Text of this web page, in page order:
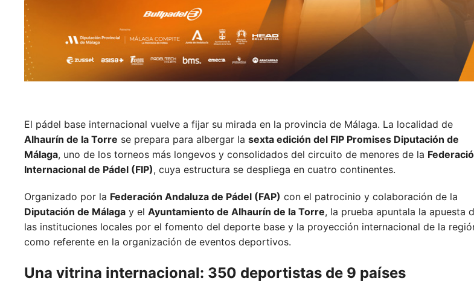
El pádel base internacional vuelve a fijar su mirada en la provincia de Málaga. La localidad de
Alhaurín de la Torre se prepara para albergar la sexta edición del FIP Promises Diputación de
Málaga, uno de los torneos más longevos y consolidados del circuito de menores de la
Internacional de Pádel (FIP), cuya estructura se despliega en cuatro continentes.
Organizado por la Federación Andaluza de Pádel (FAP) con el patrocinio y colaboración de la
Diputación de Málaga y el Ayuntamiento de Alhaurín de la Torre, la prueba apuntala la apuesta
las instituciones locales por el fomento del deporte base y la proyección internacional de la
como referente en la organización de eventos deportivos.
Una vitrina internacional: 350 deportistas de 9 países